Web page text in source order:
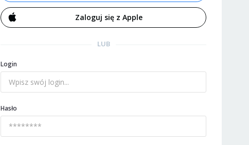
Zaloguj się z Apple
LUB
Login
Hasło